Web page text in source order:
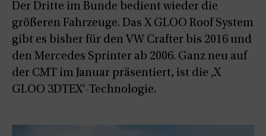
Der Dritte im Bunde bedient wieder die
größeren Fahrzeuge. Das X GLOO Roof System
gibt es bisher für den VW Crafter bis 2016 und
den Mercedes Sprinter ab 2006. Ganz neu auf
der CMT im Januar präsentiert, ist die ‚X
GLOO 3DTEX‘-Technologie.